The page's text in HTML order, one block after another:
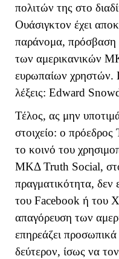
πολιτών της στο
Ουάσιγκτον έχει
παράνομα, πρόσβαση
των αμερικανικών
ευρωπαίων χρηστών.
λέξεις: Edward Sno
Τέλος, ας μην
στοιχείο: ο πρόεδρος
το κοινό του
ΜΚΔ Truth Social, στο
πραγματικότητα, δεν
του Facebook ή του
απαγόρευση των
επηρεάζει
δεύτερον, ίσως να